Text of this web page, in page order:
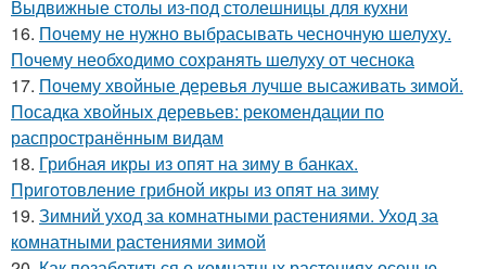
Выдвижные столы из-под столешницы для кухни
16. Почему не нужно выбрасывать чесночную шелуху.
Почему необходимо сохранять шелуху от чеснока
17. Почему хвойные деревья лучше высаживать зимой.
Посадка хвойных деревьев: рекомендации по
распространённым видам
18. Грибная икры из опят на зиму в банках.
Приготовление грибной икры из опят на зиму
19. Зимний уход за комнатными растениями. Уход за
комнатными растениями зимой